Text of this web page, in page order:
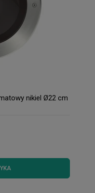
nikiel Ø22 cm